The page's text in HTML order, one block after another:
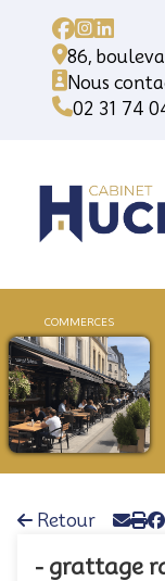
86,
Nous
02 31 74
COMMERCES
Retour
- grattage